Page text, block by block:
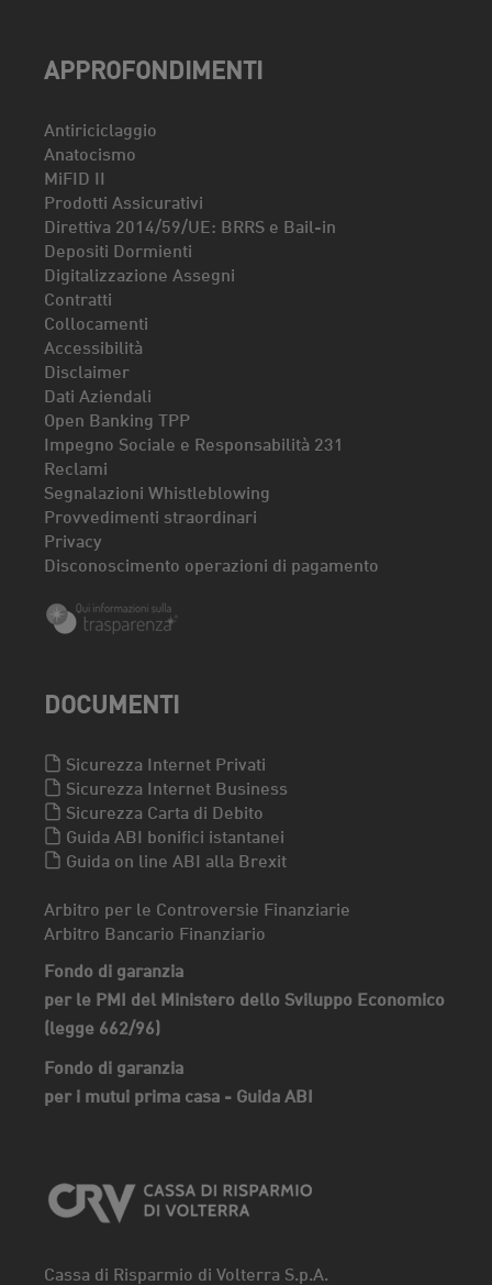
APPROFONDIMENTI
Antiriciclaggio
Anatocismo
MiFID II
Prodotti Assicurativi
Direttiva 2014/59/UE: BRRS e Bail-in
Depositi Dormienti
Digitalizzazione Assegni
Contratti
Collocamenti
Accessibilità
Disclaimer
Dati Aziendali
Open Banking TPP
Impegno Sociale e Responsabilità 231
Reclami
Segnalazioni Whistleblowing
Provvedimenti straordinari
Privacy
Disconoscimento operazioni di pagamento
DOCUMENTI
Sicurezza Internet Privati
Sicurezza Internet Business
Sicurezza Carta di Debito
Guida ABI bonifici istantanei
Guida on line ABI alla Brexit
Arbitro per le Controversie Finanziarie
Arbitro Bancario Finanziario
Fondo di garanzia
per le PMI del Ministero dello Sviluppo Economico
(legge 662/96)
Fondo di garanzia
per i mutui prima casa - Guida ABI
Cassa di Risparmio di Volterra S.p.A.